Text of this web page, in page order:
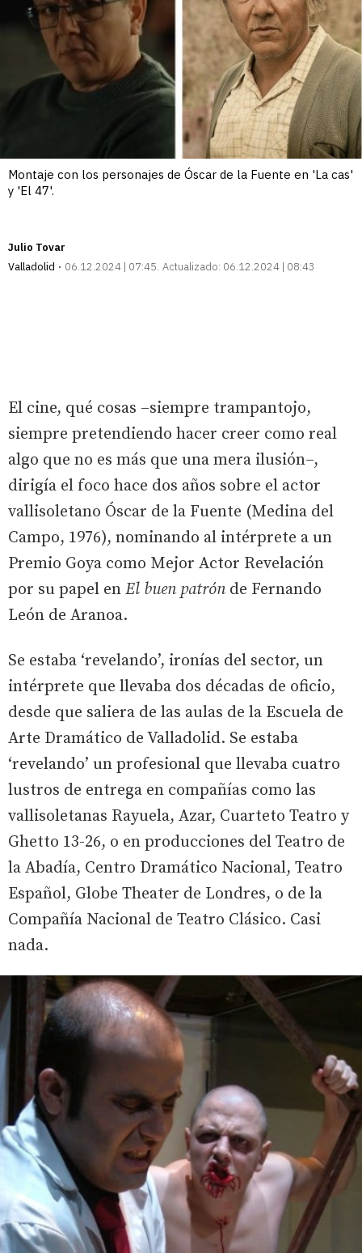
Montaje con los personajes de Óscar de la Fuente en 'La cas'
y 'El 47'.
Julio Tovar
Valladolid
06.12.2024 | 07:45 Actualizado: 06.12.2024 | 08:43
El cine, qué cosas –siempre trampantojo,
siempre pretendiendo hacer creer como real
algo que no es más que una mera ilusión–,
dirigía el foco hace dos años sobre el actor
vallisoletano Óscar de la Fuente (Medina del
Campo, 1976), nominando al intérprete a un
Premio Goya como Mejor Actor Revelación
por su papel en El buen patrón de Fernando
León de Aranoa.
Se estaba ‘revelando’, ironías del sector, un
intérprete que llevaba dos décadas de oficio,
desde que saliera de las aulas de la Escuela de
Arte Dramático de Valladolid. Se estaba
‘revelando’ un profesional que llevaba cuatro
lustros de entrega en compañías como las
vallisoletanas Rayuela, Azar, Cuarteto Teatro y
Ghetto 13-26, o en producciones del Teatro de
la Abadía, Centro Dramático Nacional, Teatro
Español, Globe Theater de Londres, o de la
Compañía Nacional de Teatro Clásico. Casi
nada.